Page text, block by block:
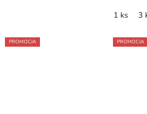
1 ks 3
PROMOCJA PROMOCJA